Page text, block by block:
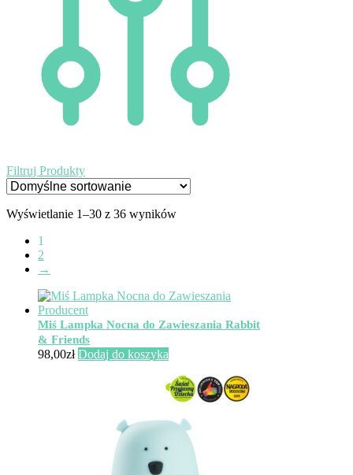
Filtruj Produkty
Wyświetlanie 1–30 z 36 wyników
1
2
→
Miś Lampka Nocna do Zawieszania Rabbit
& Friends
98,00zł Dodaj do koszyka